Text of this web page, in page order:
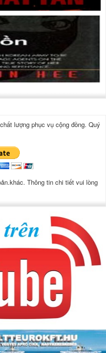
lượng phục vụ cộng đồng. Quý
Thông tin chi tiết vui lòng